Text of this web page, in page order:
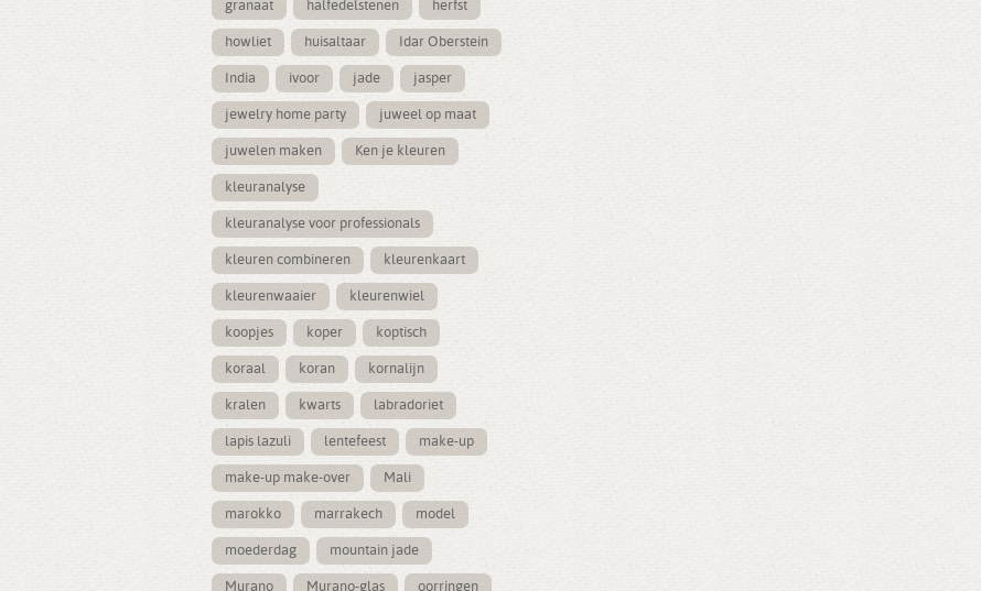
granaat halfedelstenen herfst
howliet huisaltaar Idar Oberstein
India ivoor jade jasper
jewelry home party juweel op maat
juwelen maken Ken je kleuren
kleuranalyse
kleuranalyse voor professionals
kleuren combineren kleurenkaart
kleurenwaaier kleurenwiel
koopjes koper koptisch
koraal koran kornalijn
kralen kwarts labradoriet
lapis lazuli lentefeest make-up
make-up make-over Mali
marokko marrakech model
moederdag mountain jade
Murano Murano-glas oorringen